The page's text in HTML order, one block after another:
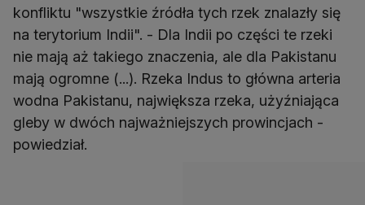
konfliktu "wszystkie źródła tych rzek znalazły się
na terytorium Indii". - Dla Indii po części te rzeki
nie mają aż takiego znaczenia, ale dla Pakistanu
mają ogromne (...). Rzeka Indus to główna arteria
wodna Pakistanu, największa rzeka, użyźniająca
gleby w dwóch najważniejszych prowincjach -
powiedział.